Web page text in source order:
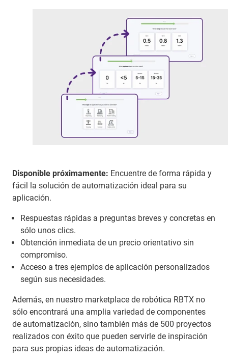
Disponible próximamente: Encuentre de forma rápida y
fácil la solución de automatización ideal para su
aplicación.
Respuestas rápidas a preguntas breves y concretas en
sólo unos clics.
Obtención inmediata de un precio orientativo sin
compromiso.
Acceso a tres ejemplos de aplicación personalizados
según sus necesidades.
Además, en nuestro marketplace de robótica RBTX no
sólo encontrará una amplia variedad de componentes
de automatización, sino también más de 500 proyectos
realizados con éxito que pueden servirle de inspiración
para sus propias ideas de automatización.